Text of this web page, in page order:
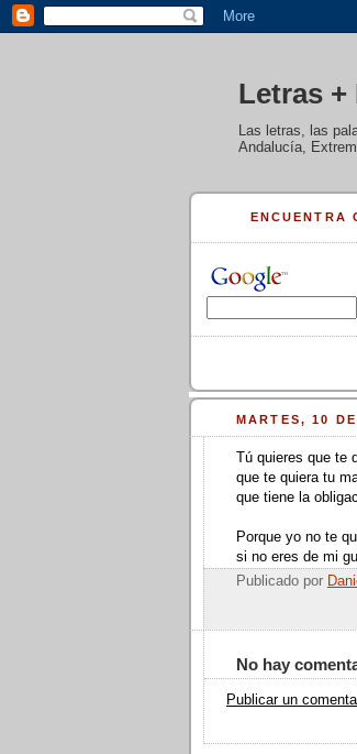
Letras +
Las letras, las
Andalucía,
ENCUENTRA
MARTES, 10
Tú quieres que te
que te quiera tu
que tiene la
Porque yo no te
si no eres de mi
Publicado por
No hay
Publicar un